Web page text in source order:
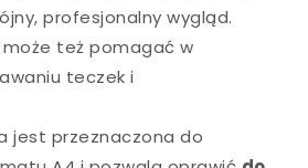
profesjonalny wygląd.
też pomagać w
teczek i
jest przeznaczona do